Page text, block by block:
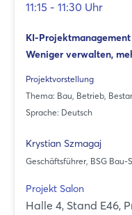
11:15 - 11:30 Uhr
KI-
Weniger verwalten,
Projektvorstellung
Thema: Bau, Betrieb,
Sprache: Deutsch
Krystian Szmagaj
Geschäftsführer, BSG Bau-
Projekt Salon
Halle 4, Stand E46,
Login